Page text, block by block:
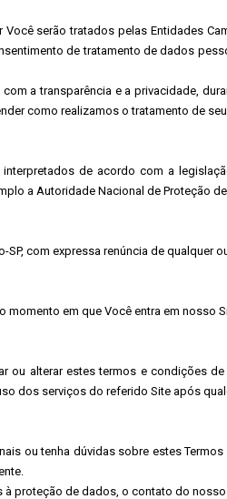
serão tratados pelas Entidades
de tratamento de dados
a transparência e a privacidade,
como realizamos o tratamento de
de acordo com a
a Autoridade Nacional de Proteção
SP, com expressa renúncia de
momento em que Você entra em
ou alterar estes termos e condições
dos serviços do referido Site após
ou tenha dúvidas sobre estes
proteção de dados, o contato do